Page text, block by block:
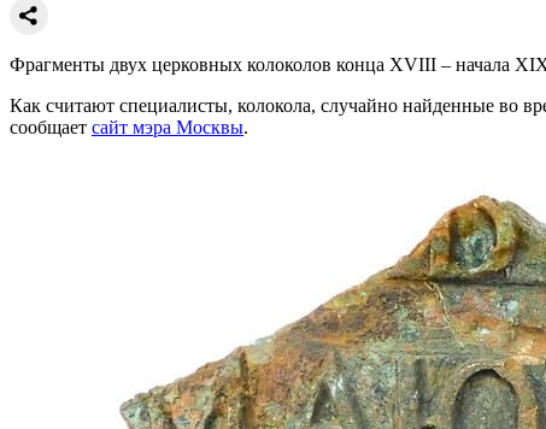
Фрагменты двух церковных колоколов конца XVIII – начала
Как считают специалисты, колокола, случайно найденные во
сообщает сайт мэра Москвы.